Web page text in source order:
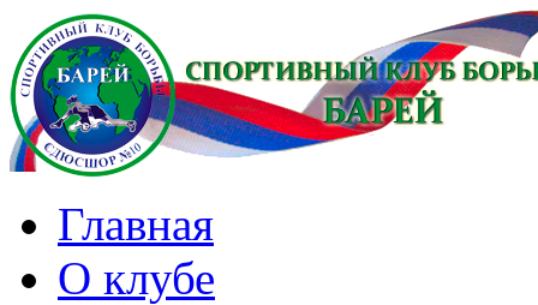
Главная
О клубе